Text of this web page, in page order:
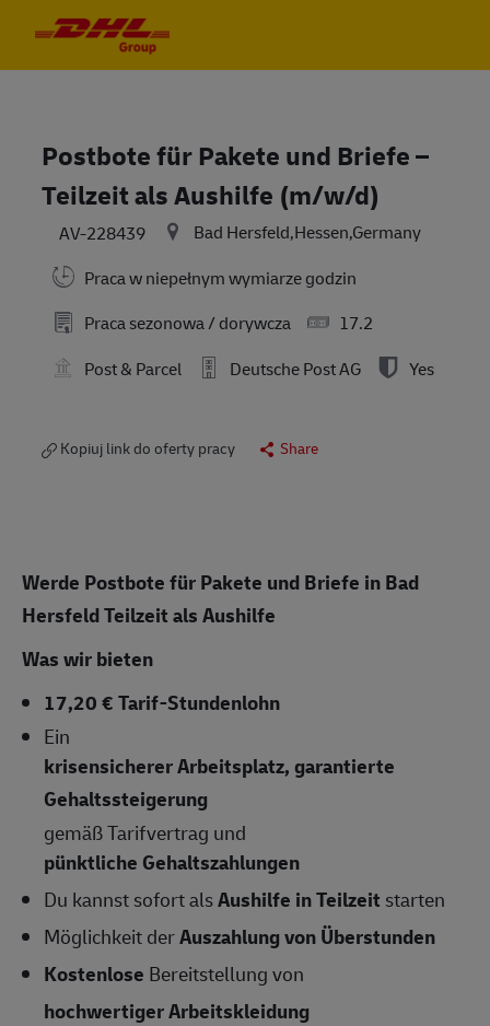
Postbote für Pakete und Briefe –
Teilzeit als Aushilfe (m/w/d)
AV-228439
Bad Hersfeld,Hessen,Germany
Praca w niepełnym wymiarze godzin
Praca sezonowa / dorywcza
17.2
Post & Parcel
Deutsche Post AG Yes
Kopiuj link do oferty pracy Share
Werde Postbote für Pakete und Briefe in Bad
HersfeldTeilzeit als Aushilfe
Was wir bieten
17,20 € Tarif-Stundenlohn
Ein
krisensicherer Arbeitsplatz, garantierte
Gehaltssteigerung
gemäß Tarifvertrag und
pünktliche Gehaltszahlungen
Du kannst sofort alsAushilfe in Teilzeit starten
Möglichkeit derAuszahlung von Überstunden
Kostenlose Bereitstellung von
hochwertiger Arbeitskleidung